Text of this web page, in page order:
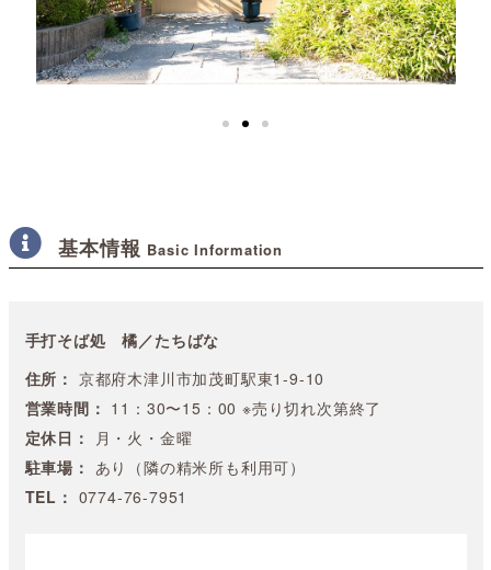
基本情報 Basic Information
手打そば処 橘／たちばな
住所： 京都府木津川市加茂町駅東1-9-10
営業時間： 11：30〜15：00 ※売り切れ次第終了
定休日：
月・火・金曜
駐車場： あり（隣の精米所も利用可）
TEL： 0774-76-7951